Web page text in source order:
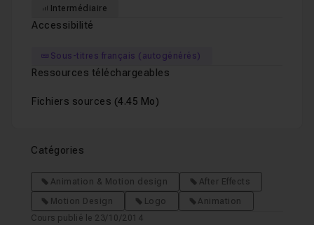
Intermédiaire
Accessibilité
Sous-titres français (autogénérés)
Ressources téléchargeables
Fichiers sources (4.45 Mo)
Catégories
Animation & Motion design
After Effects
Motion Design
Logo
Animation
Cours publié le 23/10/2014